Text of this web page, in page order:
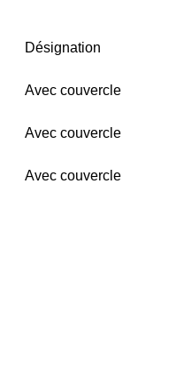
Désignation
Avec couvercle
Avec couvercle
Avec couvercle